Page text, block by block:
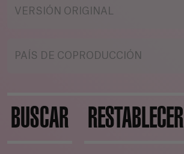
VERSIÓN ORIGINAL
PAÍS DE COPRODUCCIÓN
BUSCAR RESTABLECER